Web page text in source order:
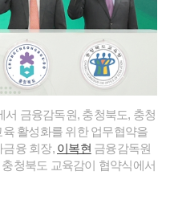
금융감독원, 충청북도, 충청
활성화를 위한 업무협약을
금융 회장, 이복현 금융감독원
청북도 교육감이 협약식에서